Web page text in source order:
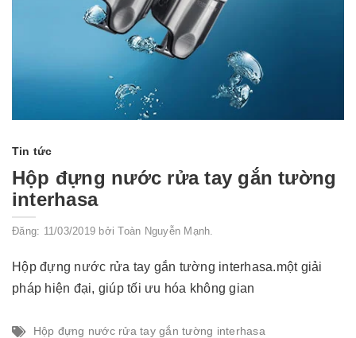
Tin tức
Hộp đựng nước rửa tay gắn tường
interhasa
Đăng: 11/03/2019 bởi Toàn Nguyễn Mạnh.
Hộp đựng nước rửa tay gắn tường interhasa.một giải
pháp hiện đại, giúp tối ưu hóa không gian
Hộp đựng nước rửa tay gắn tường interhasa